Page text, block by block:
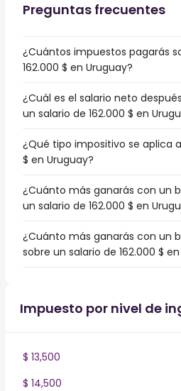
Preguntas frecuentes
¿Cuántos impuestos pagarás
162.000 $ en Uruguay?
¿Cuál es el salario neto
un salario de 162.000 $ en
¿Qué tipo impositivo se aplica
$ en Uruguay?
¿Cuánto más ganarás con un
un salario de 162.000 $ en
¿Cuánto más ganarás con un
sobre un salario de 162.000 $
Impuesto por nivel de
$ 13,500
$ 14,500